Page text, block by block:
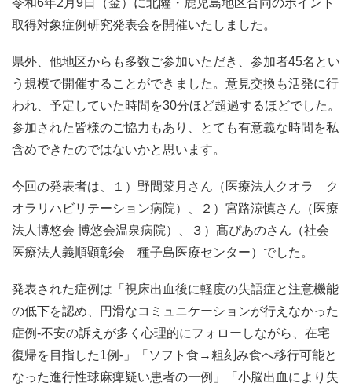
取得対象症例研究発表会を開催いたしました。
県外、他地区からも多数ご参加いただき、参加者45名とい
う規模で開催することができました。意見交換も活発に行
われ、予定していた時間を30分ほど超過するほどでした。
参加された皆様のご協力もあり、とても有意義な時間を私
含めできたのではないかと思います。
今回の発表者は、１）野間菜月さん（医療法人クオラ ク
オラリハビリテーション病院）、２）宮路涼慎さん（医療
法人博悠会 博悠会温泉病院）、３）髙ぴあのさん（社会
医療法人義順顕彰会 種子島医療センター）でした。
発表された症例は「視床出血後に軽度の失語症と注意機能
の低下を認め、円滑なコミュニケーションが行えなかった
症例-不安の訴えが多く心理的にフォローしながら、在宅
復帰を目指した1例-」「ソフト食→粗刻み食へ移行可能と
なった進行性球麻痺疑い患者の一例」「小脳出血により失